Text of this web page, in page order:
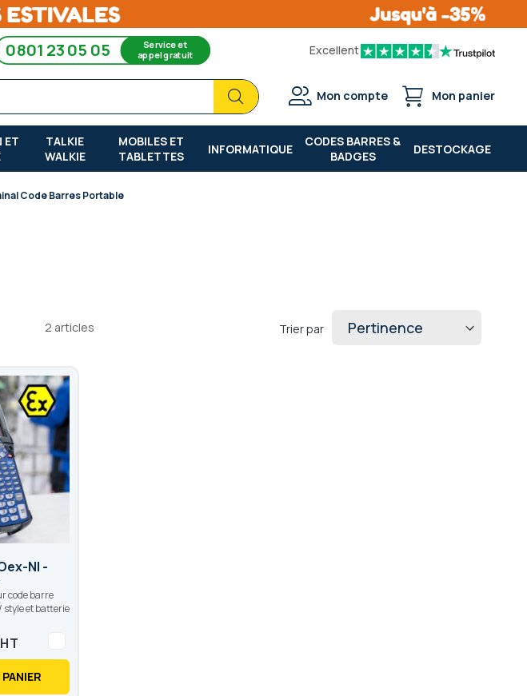
0801 23 05 05 Service et
appel gratuit Excellent
Chercher
Chercher
Mon compte Mon panier
ET
TALKIE
WALKIE
MOBILES ET
TABLETTES
INFORMATIQUE
CODES BARRES &
BADGES
DESTOCKAGE
Code Barres Portable
2 articles Trier par
NI -
code barre
style et batterie